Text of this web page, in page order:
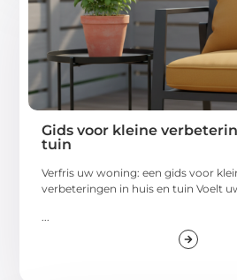
Gids voor kleine
tuin
Verfris uw woning: een gids voor
verbeteringen in huis en tuin Voelt
...